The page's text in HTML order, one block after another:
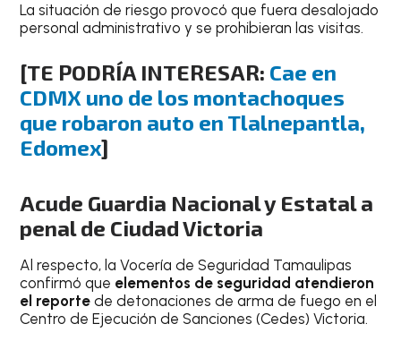
La situación de riesgo provocó que fuera desalojado
personal administrativo y se prohibieran las visitas.
[TE PODRÍA INTERESAR: Cae en
CDMX uno de los montachoques
que robaron auto en Tlalnepantla,
Edomex]
Acude Guardia Nacional y Estatal a
penal de Ciudad Victoria
Al respecto, la Vocería de Seguridad Tamaulipas
confirmó que elementos de seguridad atendieron
el reporte de detonaciones de arma de fuego en el
Centro de Ejecución de Sanciones (Cedes) Victoria.